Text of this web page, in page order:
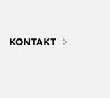
KONTAKT